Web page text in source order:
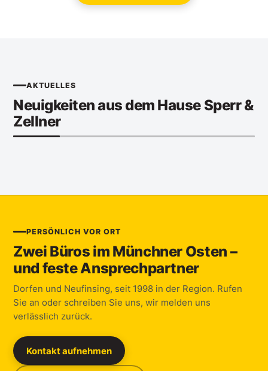
AKTUELLES
Neuigkeiten aus dem Hause Sperr &
Zellner
PERSÖNLICH VOR ORT
Zwei Büros im Münchner Osten –
und feste Ansprechpartner
Dorfen und Neufinsing, seit 1998 in der Region. Rufen
Sie an oder schreiben Sie uns, wir melden uns
verlässlich zurück.
Kontakt aufnehmen